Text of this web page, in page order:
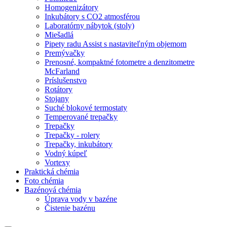
Homogenizátory
Inkubátory s CO2 atmosférou
Laboratórny nábytok (stoly)
Miešadlá
Pipety radu Assist s nastaviteľným objemom
Premývačky
Prenosné, kompaktné fotometre a denzitometre
McFarland
Príslušenstvo
Rotátory
Stojany
Suché blokové termostaty
Temperované trepačky
Trepačky
Trepačky - rolery
Trepačky, inkubátory
Vodný kúpeľ
Vortexy
Praktická chémia
Foto chémia
Bazénová chémia
Úprava vody v bazéne
Čistenie bazénu